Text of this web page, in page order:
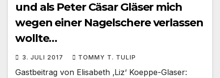
und als Peter Cäsar Gläser mich
wegen einer Nagelschere verlassen
wollte…
3. JULI 2017 TOMMY T. TULIP
Gastbeitrag von Elisabeth ‚Liz‘ Koeppe-Glaser: